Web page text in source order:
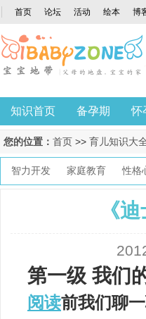
首页 论坛 活动 绘本 博
知识首页 备孕期 怀
您的位置： 首页 >> 育儿知识大
智力开发 家庭教育 性格
《
第一级 我们
阅读前我们聊一